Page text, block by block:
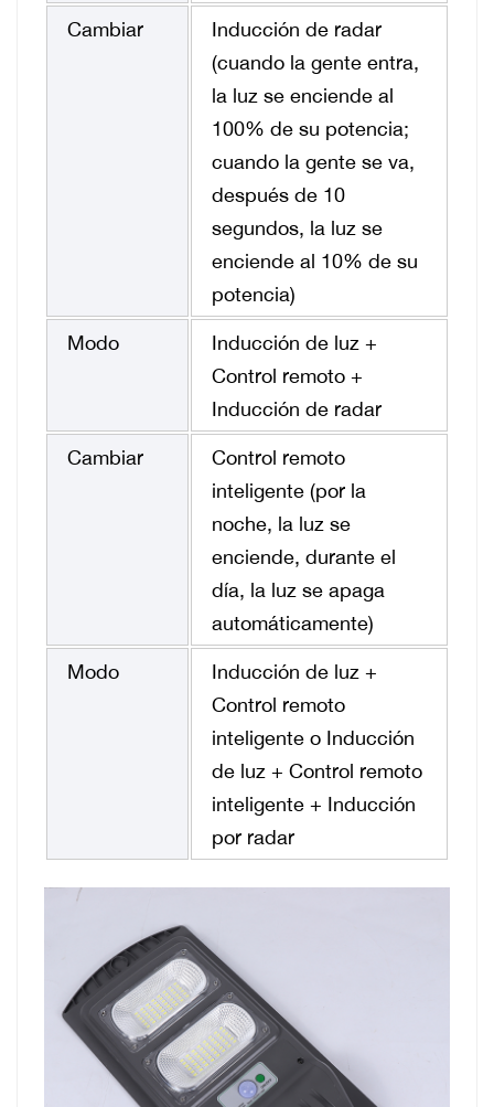
Cambiar
Inducción de radar
(cuando la gente entra,
la luz se enciende al
100% de su potencia;
cuando la gente se va,
después de 10
segundos, la luz se
enciende al 10% de su
potencia)
Modo
Inducción de luz +
Control remoto +
Inducción de radar
Cambiar
Control remoto
inteligente (por la
noche, la luz se
enciende, durante el
día, la luz se apaga
automáticamente)
Modo
Inducción de luz +
Control remoto
inteligente o Inducción
de luz + Control remoto
inteligente + Inducción
por radar